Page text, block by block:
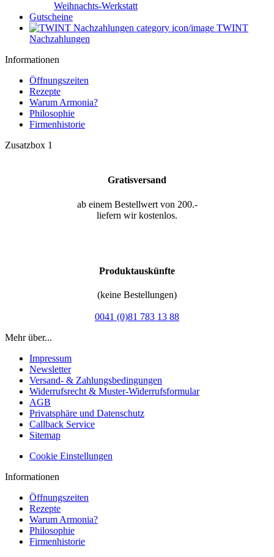
Weihnachts-Werkstatt
Gutscheine
TWINT
Nachzahlungen
Informationen
Öffnungszeiten
Rezepte
Warum Armonia?
Philosophie
Firmenhistorie
Zusatzbox 1
Gratisversand
ab einem Bestellwert von 200.-
liefern wir kostenlos.
Produktauskünfte
(keine Bestellungen)
0041 (0)81 783 13 88
Mehr über...
Impressum
Newsletter
Versand- & Zahlungsbedingungen
Widerrufsrecht & Muster-Widerrufsformular
AGB
Privatsphäre und Datenschutz
Callback Service
Sitemap
Cookie Einstellungen
Informationen
Öffnungszeiten
Rezepte
Warum Armonia?
Philosophie
Firmenhistorie